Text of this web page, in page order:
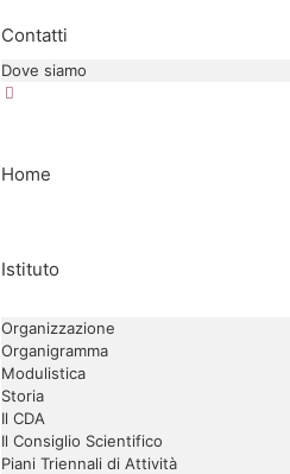
Contatti
Dove siamo
Home
Istituto
Organizzazione
Organigramma
Modulistica
Storia
Il CDA
Il Consiglio Scientifico
Piani Triennali di Attività